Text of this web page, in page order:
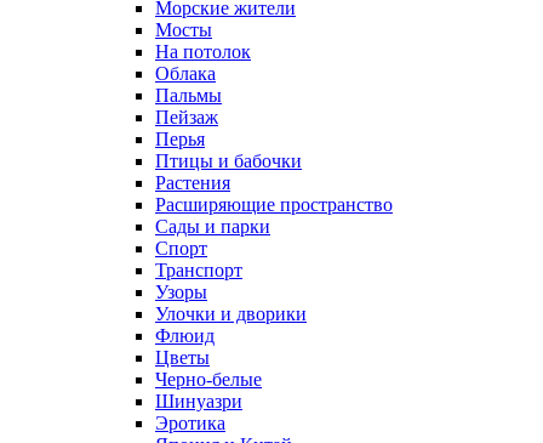
Морские жители
Мосты
На потолок
Облака
Пальмы
Пейзаж
Перья
Птицы и бабочки
Растения
Расширяющие пространство
Сады и парки
Спорт
Транспорт
Узоры
Улочки и дворики
Флюид
Цветы
Черно-белые
Шинуазри
Эротика